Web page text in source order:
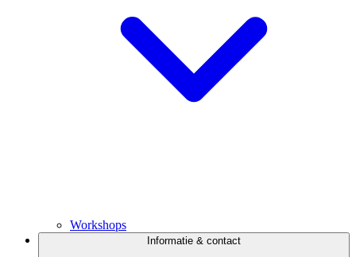
Workshops
Informatie & contact